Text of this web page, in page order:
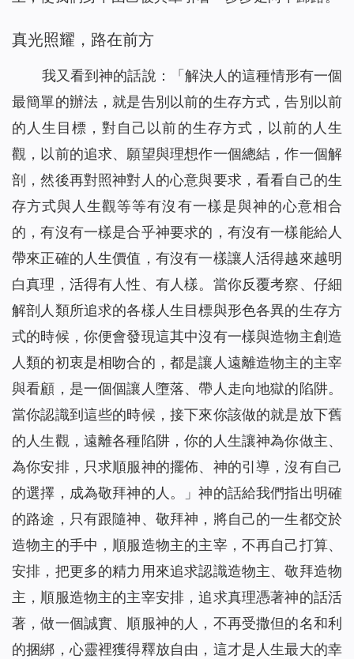
真光照耀，路在前方
我又看到神的話說：「解決人的這種情形有一個
最簡單的辦法，就是告別以前的生存方式，告別以前
的人生目標，對自己以前的生存方式，以前的人生
觀，以前的追求、願望與理想作一個總結，作一個解
剖，然後再對照神對人的心意與要求，看看自己的生
存方式與人生觀等等有沒有一樣是與神的心意相合
的，有沒有一樣是合乎神要求的，有沒有一樣能給人
帶來正確的人生價值，有沒有一樣讓人活得越來越明
白真理，活得有人性、有人樣。當你反覆考察、仔細
解剖人類所追求的各樣人生目標與形色各異的生存方
式的時候，你便會發現這其中沒有一樣與造物主創造
人類的初衷是相吻合的，都是讓人遠離造物主的主宰
與看顧，是一個個讓人墮落、帶人走向地獄的陷阱。
當你認識到這些的時候，接下來你該做的就是放下舊
的人生觀，遠離各種陷阱，你的人生讓神為你做主、
為你安排，只求順服神的擺佈、神的引導，沒有自己
的選擇，成為敬拜神的人。
」神的話給我們指出明確
的路途，只有跟隨神、敬拜神，將自己的一生都交於
造物主的手中，順服造物主的主宰，不再自己打算、
安排，把更多的精力用來追求認識造物主、敬拜造物
主，順服造物主的主宰安排，追求真理憑著神的話活
著，做一個誠實、順服神的人，不再受撒但的名和利
的捆綁，心靈裡獲得釋放自由，這才是人生最大的幸